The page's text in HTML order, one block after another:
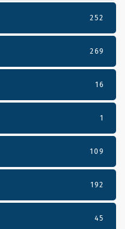
252
269
16
1
109
192
45